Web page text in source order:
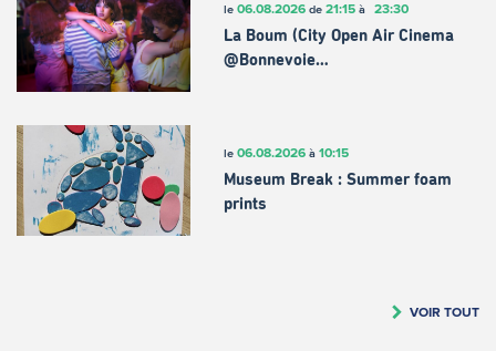
le 06.08.2026de 21:15à 23:30
La Boum (City Open Air Cinema
@Bonnevoie…
le 06.08.2026à 10:15
Museum Break : Summer foam
prints
VOIR TOUT